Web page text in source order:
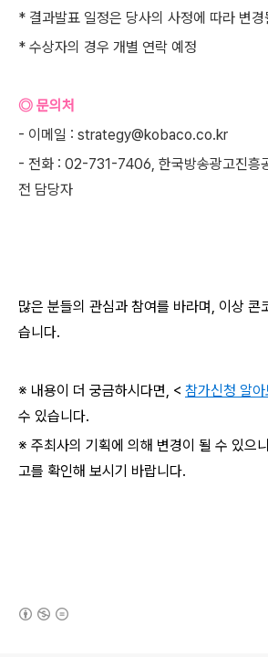
* 결과발표 일정은 당사의 사정에 따라 변경
* 수상자의 경우 개별 연락 예정
◎ 문의처
- 이메일 : strategy@kobaco.co.kr
- 전화 : 02-731-7406, 한국방송광고진흥
전 담당자
많은 분들의 관심과 참여를 바라며, 이상 콘
습니다.
※ 내용이 더 궁금하시다면, < 참가신청 알아
수 있습니다.
※ 주최사의 기획에 의해 변경이 될 수 있으
고를 확인해 보시기 바랍니다.